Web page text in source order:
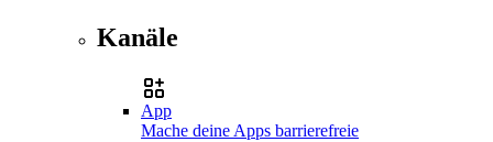
Kanäle
App
Mache deine Apps barrierefreie